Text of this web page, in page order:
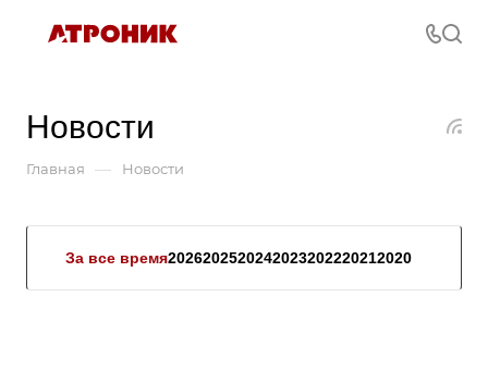
Новости
Главная — Новости
За все время2026202520242023202220212020